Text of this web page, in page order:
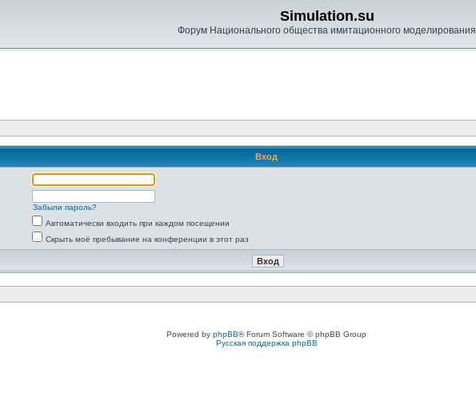
Simulation.su
Форум Национального общества имитационного моделирования
Вход
Забыли пароль?
Автоматически входить при каждом посещении
Скрыть моё пребывание на конференции в этот раз
Powered by phpBB® Forum Software © phpBB Group
Русская поддержка phpBB